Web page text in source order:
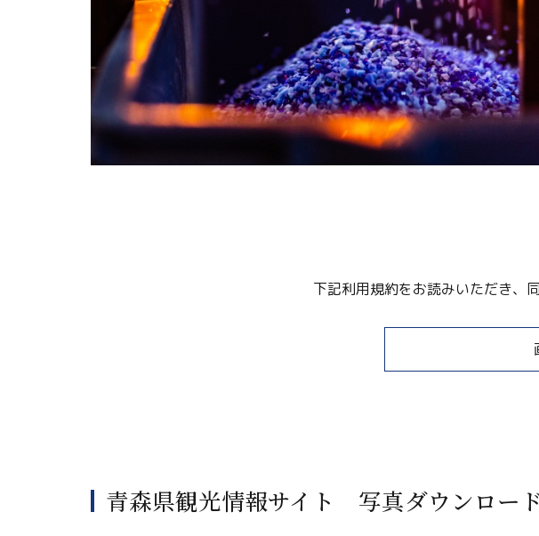
下記利用規約をお読みいただき、
青森県観光情報サイト 写真ダウンロー